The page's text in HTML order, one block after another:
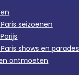
seizoenen
shows en parades
ontmoeten